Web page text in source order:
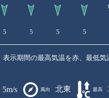
5 5 5 5
示期間の最高気温を赤、最低気
5m/s 風向 北東 最高